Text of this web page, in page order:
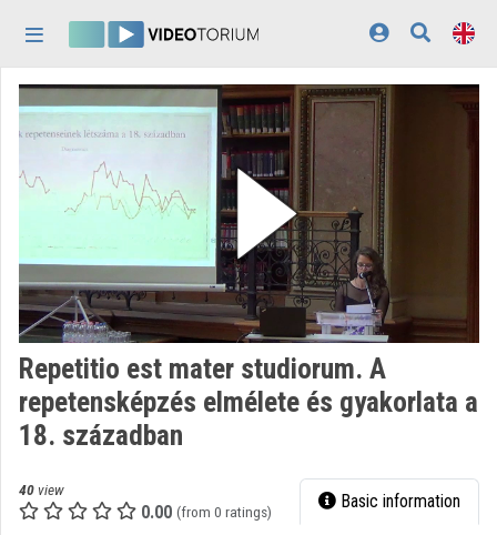
Home
Log In
Discovery
Playlists
Organizations
Contributors
Appearance:light
Repetitio est mater studiorum. A
repetensképzés elmélete és gyakorlata a
18. században
40 view
0.00 (from 0 ratings) Basic information